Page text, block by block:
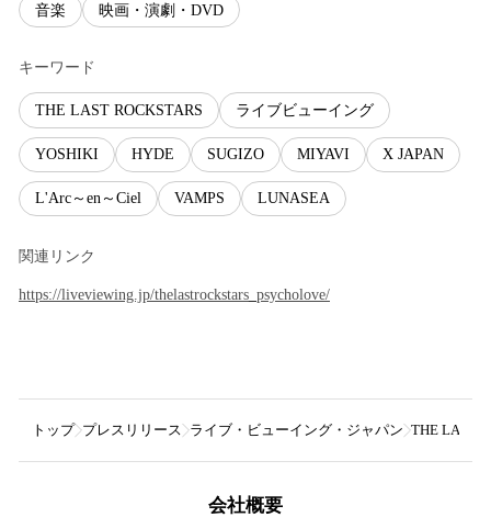
音楽 映画・演劇・DVD
キーワード
THE LAST ROCKSTARS ライブビューイング
YOSHIKI HYDE SUGIZO MIYAVI X JAPAN
L'Arc～en～Ciel VAMPS LUNASEA
関連リンク
https://liveviewing.jp/thelastrockstars_psycholove/
トップ プレスリリース ライブ・ビューイング・ジャパン THE LAST
会社概要